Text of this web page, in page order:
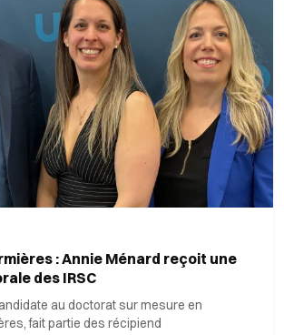
: Annie Ménard reçoit une
des IRSC
au doctorat sur mesure en
fait partie des récipiend